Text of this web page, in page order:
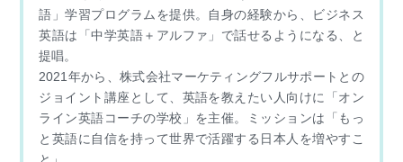
語」学習プログラムを提供。自身の経験から、ビジネス
英語は「中学英語＋アルファ」で話せるようになる、と
提唱。
2021年から、株式会社マーケティングフルサポートとの
ジョイント講座として、英語を教えたい人向けに「オン
ライン英語コーチの学校」を主催。ミッションは「もっ
と英語に自信を持って世界で活躍する日本人を増やすこ
と」。